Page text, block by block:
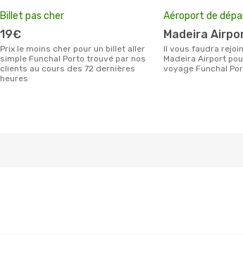
Billet pas cher
19€
Prix le moins cher pour un billet aller
simple Funchal Porto trouvé par nos
clients au cours des 72 dernières
heures
Aéroport de
Madeira
Il vous faudra rejoindre l'aéroport
Madeira Airport
voyage Funchal